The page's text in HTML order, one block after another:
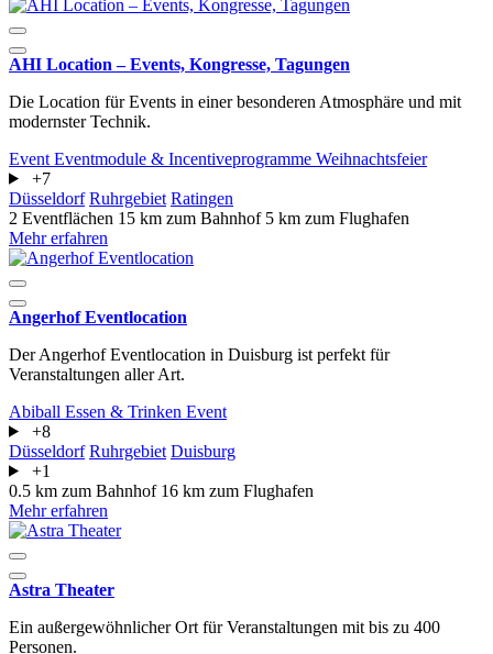
AHI Location – Events, Kongresse, Tagungen
Die Location für Events in einer besonderen Atmosphäre und mit
modernster Technik.
Event Eventmodule & Incentiveprogramme Weihnachtsfeier
+7
Düsseldorf Ruhrgebiet Ratingen
2 Eventflächen 15 km zum Bahnhof 5 km zum Flughafen
Mehr erfahren
Angerhof Eventlocation
Der Angerhof Eventlocation in Duisburg ist perfekt für
Veranstaltungen aller Art.
Abiball Essen & Trinken Event
+8
Düsseldorf Ruhrgebiet Duisburg
+1
0.5 km zum Bahnhof 16 km zum Flughafen
Mehr erfahren
Astra Theater
Ein außergewöhnlicher Ort für Veranstaltungen mit bis zu 400
Personen.